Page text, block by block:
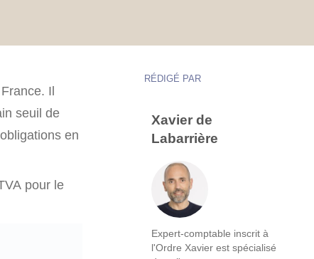
Il
seuil de
en
pour le
RÉDIGÉ PAR
Xavier de
Labarrière
Expert-comptable inscrit à
l'Ordre Xavier est spécialisé